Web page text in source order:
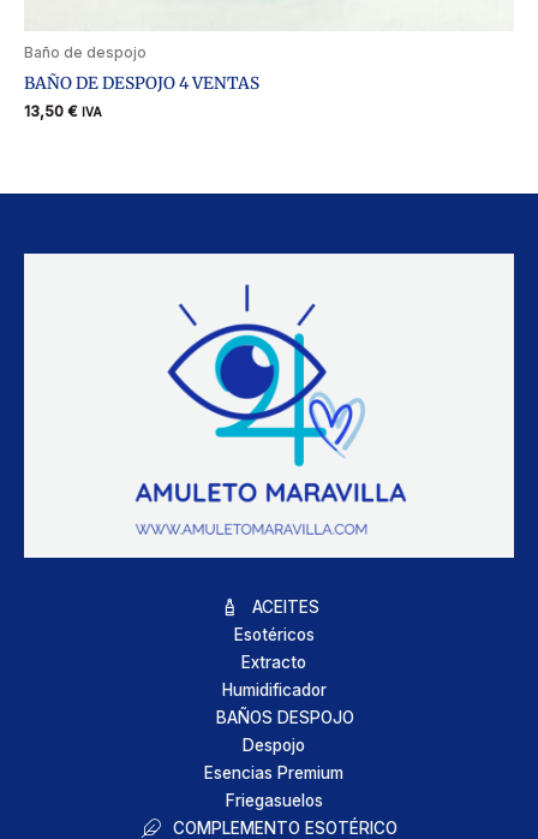
Baño de despojo
BAÑO DE DESPOJO 4 VENTAS
13,50 € IVA
ACEITES
Esotéricos
Extracto
Humidificador
BAÑOS DESPOJO
Despojo
Esencias Premium
Friegasuelos
COMPLEMENTO ESOTÉRICO